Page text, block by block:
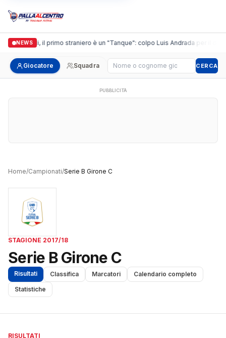
NEWS
Casalguidi, il primo straniero è un "Tanque": colpo Luis Andrada per il
Giocatore Squadra Cerca giocatore CERCA
PUBBLICITÀ
Home/Campionati/Serie B Girone C
STAGIONE 2017/18
Serie B Girone C
Risultati Classifica Marcatori
Calendario completo
Statistiche
RISULTATI